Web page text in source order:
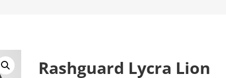
Rashguard Lycra Lion